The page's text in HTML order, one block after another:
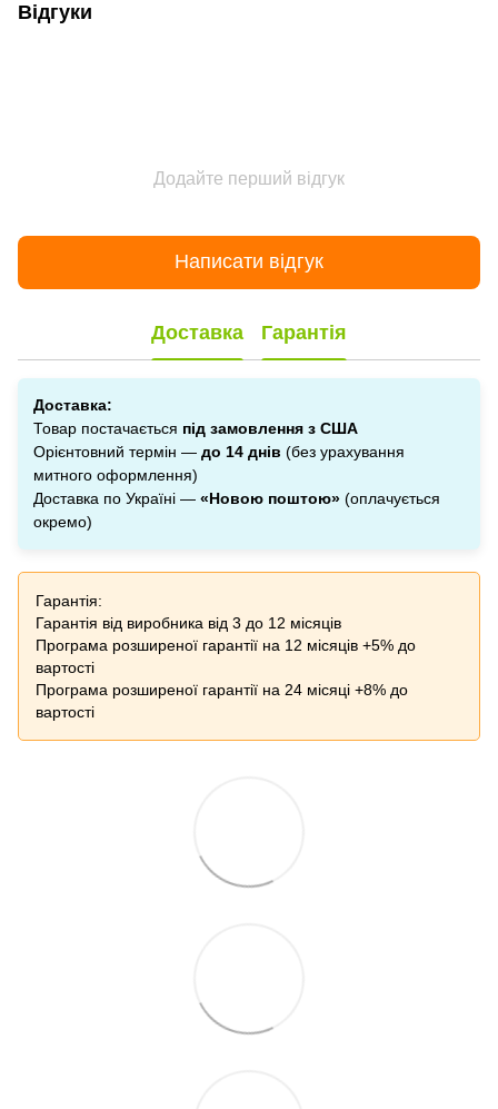
Відгуки
Додайте перший відгук
Написати відгук
Доставка Гарантія
Доставка:
Товар постачається під замовлення з США
Орієнтовний термін — до 14 днів (без урахування
митного оформлення)
Доставка по Україні — «Новою поштою» (оплачується
окремо)
Гарантія:
Гарантія від виробника від 3 до 12 місяців
Програма розширеної гарантії на 12 місяців +5% до
вартості
Програма розширеної гарантії на 24 місяці +8% до
вартості